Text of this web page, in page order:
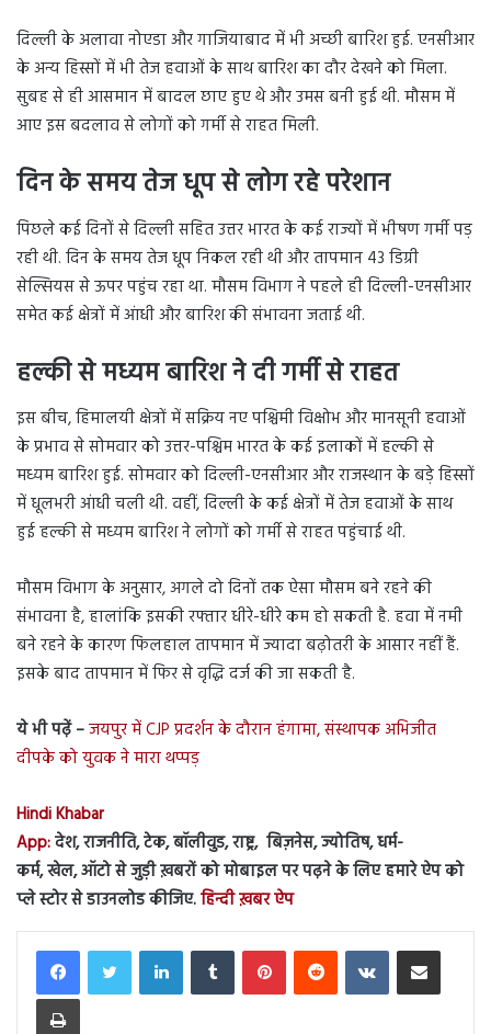
दिल्ली के अलावा नोएडा और गाजियाबाद में भी अच्छी बारिश हुई. एनसीआर
के अन्य हिस्सों में भी तेज हवाओं के साथ बारिश का दौर देखने को मिला.
सुबह से ही आसमान में बादल छाए हुए थे और उमस बनी हुई थी. मौसम में
आए इस बदलाव से लोगों को गर्मी से राहत मिली.
दिन के समय तेज धूप से लोग रहे परेशान
पिछले कई दिनों से दिल्ली सहित उत्तर भारत के कई राज्यों में भीषण गर्मी पड़
रही थी. दिन के समय तेज धूप निकल रही थी और तापमान 43 डिग्री
सेल्सियस से ऊपर पहुंच रहा था. मौसम विभाग ने पहले ही दिल्ली-एनसीआर
समेत कई क्षेत्रों में आंधी और बारिश की संभावना जताई थी.
हल्की से मध्यम बारिश ने दी गर्मी से राहत
इस बीच, हिमालयी क्षेत्रों में सक्रिय नए पश्चिमी विक्षोभ और मानसूनी हवाओं
के प्रभाव से सोमवार को उत्तर-पश्चिम भारत के कई इलाकों में हल्की से
मध्यम बारिश हुई. सोमवार को दिल्ली-एनसीआर और राजस्थान के बड़े हिस्सों
में धूलभरी आंधी चली थी. वहीं, दिल्ली के कई क्षेत्रों में तेज हवाओं के साथ
हुई हल्की से मध्यम बारिश ने लोगों को गर्मी से राहत पहुंचाई थी.
मौसम विभाग के अनुसार, अगले दो दिनों तक ऐसा मौसम बने रहने की
संभावना है, हालांकि इसकी रफ्तार धीरे-धीरे कम हो सकती है. हवा में नमी
बने रहने के कारण फिलहाल तापमान में ज्यादा बढ़ोतरी के आसार नहीं हैं.
इसके बाद तापमान में फिर से वृद्धि दर्ज की जा सकती है.
ये भी पढ़ें –जयपुर में CJP प्रदर्शन के दौरान हंगामा, संस्थापक अभिजीत
दीपके को युवक ने मारा थप्पड़
Hindi Khabar
App:देश, राजनीति, टेक, बॉलीवुड, राष्ट्र, बिज़नेस, ज्योतिष, धर्म-
कर्म, खेल, ऑटो से जुड़ी ख़बरों को मोबाइल पर पढ़ने के लिए हमारे ऐप को
प्ले स्टोर से डाउनलोड कीजिए.हिन्दी ख़बर ऐप
LinkedInTumblr PinterestReddit VKontakteShare via Email
Print